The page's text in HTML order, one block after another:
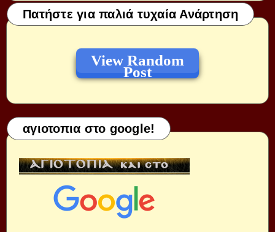
Πατήστε για παλιά τυχαία Ανάρτηση
View Random
Post
αγιοτοπια στο google!